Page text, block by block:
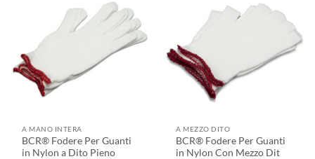
A MANO INTERA
BCR® Fodere Per Guanti
in Nylon a Dito Pieno
A MEZZO DITO
BCR® Fodere Per Guanti
in Nylon Con Mezzo Dit